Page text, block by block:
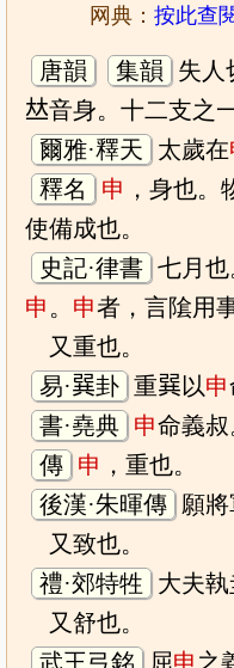
网典：按此查
唐韻 集韻 失人
𠀤音身。十二支之一
爾雅·釋天
太歲在
釋名
申 ，身也。
使備成也。
史記·律書 七月
申 。 申者，言隂用
又重也。
易·𢁉卦 重𢁉以申
書·堯典 申命義叔
傳 申 ，重也。
後漢·朱暉傳 願將
又致也。
禮·郊特牲
大夫
又舒也。
武王弓銘
屈申 之